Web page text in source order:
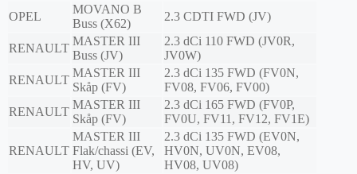
OPEL
MOVANO B
Buss (X62)
2.3 CDTI FWD (JV)
RENAULT
MASTER III
Buss (JV)
2.3 dCi 110 FWD (JV0R,
JV0W)
RENAULT
MASTER III
Skåp (FV)
2.3 dCi 135 FWD (FV0N,
FV08, FV06, FV00)
RENAULT
MASTER III
Skåp (FV)
2.3 dCi 165 FWD (FV0P,
FV0U, FV11, FV12, FV1E)
RENAULT
MASTER III
Flak/chassi (EV,
HV, UV)
2.3 dCi 135 FWD (EV0N,
HV0N, UV0N, EV08,
HV08, UV08)